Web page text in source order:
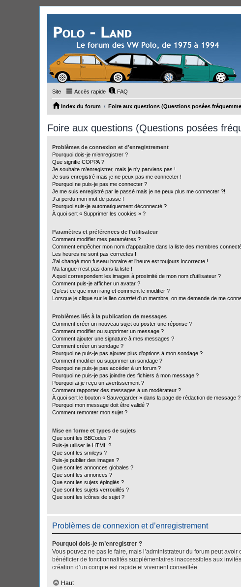
Site Accès rapide FAQ
Index du forum Foire aux questions (Questions posées
Foire aux questions (Questions posées
Problèmes de connexion et d’enregistrement
Pourquoi dois-je m’enregistrer ?
Que signifie COPPA ?
Je souhaite m’enregistrer, mais je n’y parviens pas !
Je suis enregistré mais je ne peux pas me connecter !
Pourquoi ne puis-je pas me connecter ?
Je me suis enregistré par le passé mais je ne peux plus me connecter ?!
J’ai perdu mon mot de passe !
Pourquoi suis-je automatiquement déconnecté ?
À quoi sert « Supprimer les cookies » ?
Paramètres et préférences de l’utilisateur
Comment modifier mes paramètres ?
Comment empêcher mon nom d’apparaître dans la liste des membres
Les heures ne sont pas correctes !
J’ai changé mon fuseau horaire et l’heure est toujours incorrecte !
Ma langue n’est pas dans la liste !
A quoi correspondent les images à proximité de mon nom d’utilisateur ?
Comment puis-je afficher un avatar ?
Qu’est-ce que mon rang et comment le modifier ?
Lorsque je clique sur le lien courrield’un membre, on me demande de me
Problèmes liés à la publication de messages
Comment créer un nouveau sujet ou poster une réponse ?
Comment modifier ou supprimer un message ?
Comment ajouter une signature à mes messages ?
Comment créer un sondage ?
Pourquoi ne puis-je pas ajouter plus d’options à mon sondage ?
Comment modifier ou supprimer un sondage ?
Pourquoi ne puis-je pas accéder à un forum ?
Pourquoi ne puis-je pas joindre des fichiers à mon message ?
Pourquoi ai-je reçu un avertissement ?
Comment rapporter des messages à un modérateur ?
À quoi sert le bouton « Sauvegarder » dans la page de rédaction de message ?
Pourquoi mon message doit être validé ?
Comment remonter mon sujet ?
Mise en forme et types de sujets
Que sont les BBCodes ?
Puis-je utiliser le HTML ?
Que sont les smileys ?
Puis-je publier des images ?
Que sont les annonces globales ?
Que sont les annonces ?
Que sont les sujets épinglés ?
Que sont les sujets verrouillés ?
Que sont les icônes de sujet ?
Problèmes de connexion et d’enregistrement
Pourquoi dois-je m’enregistrer ?
Vous pouvez ne pas le faire, mais l’administrateur du forum peut
bénéficier de fonctionnalités supplémentaires inaccessibles aux
création d’un compte est rapide et vivement conseillée.
Haut